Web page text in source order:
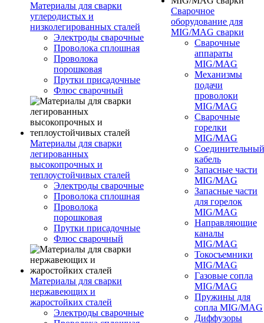
Материалы для сварки
углеродистых и
низколегированных сталей
Электроды сварочные
Проволока сплошная
Проволока
порошковая
Прутки присадочные
Флюс сварочный
Материалы для сварки
легированных
высокопрочных и
теплоустойчивых сталей
Электроды сварочные
Проволока сплошная
Проволока
порошковая
Прутки присадочные
Флюс сварочный
Материалы для сварки
нержавеющих и
жаростойких сталей
Электроды сварочные
Сварочное
оборудование для
MIG/MAG сварки
Сварочные
аппараты
MIG/MAG
Механизмы
подачи
проволоки
MIG/MAG
Сварочные
горелки
MIG/MAG
Соединительный
кабель
Запасные части
MIG/MAG
Запасные части
для горелок
MIG/MAG
Направляющие
каналы
MIG/MAG
Токосъемники
MIG/MAG
Газовые сопла
MIG/MAG
Пружины для
сопла MIG/MAG
Диффузоры